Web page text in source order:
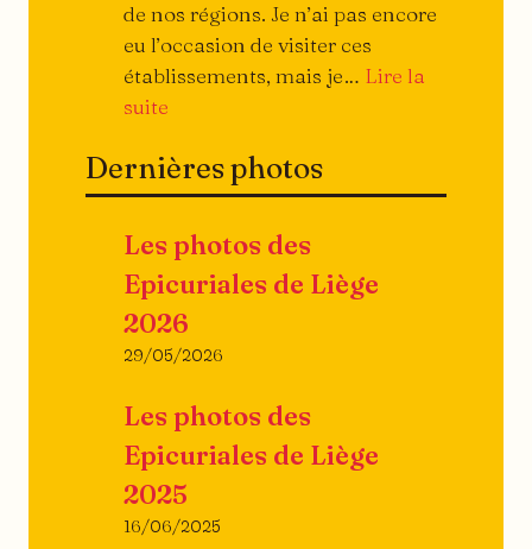
de nos régions. Je n’ai pas encore
eu l’occasion de visiter ces
établissements, mais je… Lire la
suite
ouvrent,
ils
ferment…
Dernières photos
Les photos des
Epicuriales de Liège
2026
29/05/2026
Les photos des
Epicuriales de Liège
2025
16/06/2025